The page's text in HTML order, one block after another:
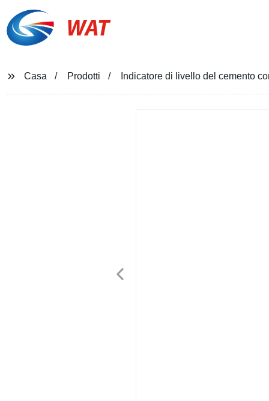
WAT
Casa Prodotti Indicatore di livello del cemento